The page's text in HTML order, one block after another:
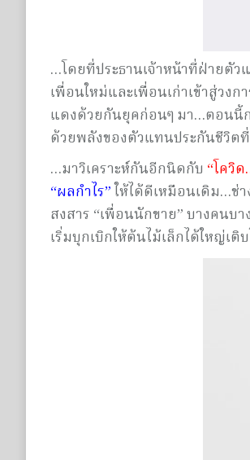
…โดยที่ประธานเจ้าหน้าที่ฝ่ายตัว
เพื่อนใหม่และเพื่อนเก่าเข้าสู่วง
แดงด้วยกันยุคก่อนๆ มา…ตอนนี้
ด้วยพลังของตัวแทนประกันชีวิต
…มาวิเคราะห์กันอีกนิดกับ “โควิ
“ผลกำไร” ให้ได้ดีเหมือนเดิม…ช่
สงสาร “เพื่อนนักขาย” บางคน
เริ่มบุกเบิกให้ต้นไม้เล็กได้ใหญ่เ